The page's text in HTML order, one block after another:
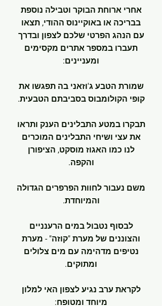
אחרי ארוחת הבוקר וטבילה נוספת
בבריכה או באוקיינוס ההודי, תצאו
עם הנהג הפרטי שלכם לצפון ובדרך
תעברו במספר אתרים מקסימים
ומעניינים:
שמורת הטבע ג'וזאני בה תפגשו את
קופי הקולומבוס בסביבתם הטבעית.
תבקרו במטע התבלינים הענק ותראו
את עצי ושיחי התבלינים המוכרים
לנו כמו האגוז מוסקט, הציפורן
והקפה.
משם נעבור לחוות הפרפרים הגדולה
והמיוחדת.
לבסוף נטבול במים הרענניים
והצוננים של מערת "קוזה" - מערת
נטיפים מדהימה עם מים צלולים
ומתוקים.
לקראת ערב נגיע לצפון האי למלון
מיוחד ומטופח: